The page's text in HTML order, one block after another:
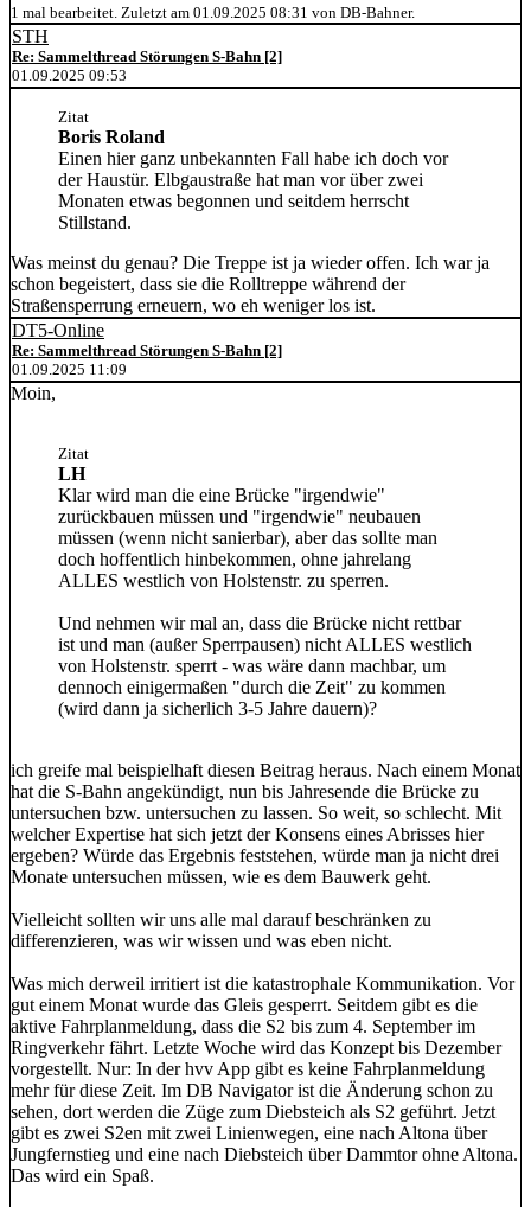
1 mal bearbeitet. Zuletzt am 01.09.2025 08:31 von DB-Bahner.
STH
Re: Sammelthread Störungen S-Bahn [2]
01.09.2025 09:53
Zitat
Boris Roland
Einen hier ganz unbekannten Fall habe ich doch vor
der Haustür. Elbgaustraße hat man vor über zwei
Monaten etwas begonnen und seitdem herrscht
Stillstand.
Was meinst du genau? Die Treppe ist ja wieder offen. Ich war ja
schon begeistert, dass sie die Rolltreppe während der
Straßensperrung erneuern, wo eh weniger los ist.
DT5-Online
Re: Sammelthread Störungen S-Bahn [2]
01.09.2025 11:09
Moin,
Zitat
LH
Klar wird man die eine Brücke "irgendwie"
zurückbauen müssen und "irgendwie" neubauen
müssen (wenn nicht sanierbar), aber das sollte man
doch hoffentlich hinbekommen, ohne jahrelang
ALLES westlich von Holstenstr. zu sperren.
Und nehmen wir mal an, dass die Brücke nicht rettbar
ist und man (außer Sperrpausen) nicht ALLES westlich
von Holstenstr. sperrt - was wäre dann machbar, um
dennoch einigermaßen "durch die Zeit" zu kommen
(wird dann ja sicherlich 3-5 Jahre dauern)?
ich greife mal beispielhaft diesen Beitrag heraus. Nach einem Monat
hat die S-Bahn angekündigt, nun bis Jahresende die Brücke zu
untersuchen bzw. untersuchen zu lassen. So weit, so schlecht. Mit
welcher Expertise hat sich jetzt der Konsens eines Abrisses hier
ergeben? Würde das Ergebnis feststehen, würde man ja nicht drei
Monate untersuchen müssen, wie es dem Bauwerk geht.
Vielleicht sollten wir uns alle mal darauf beschränken zu
differenzieren, was wir wissen und was eben nicht.
Was mich derweil irritiert ist die katastrophale Kommunikation. Vor
gut einem Monat wurde das Gleis gesperrt. Seitdem gibt es die
aktive Fahrplanmeldung, dass die S2 bis zum 4. September im
Ringverkehr fährt. Letzte Woche wird das Konzept bis Dezember
vorgestellt. Nur: In der hvv App gibt es keine Fahrplanmeldung
mehr für diese Zeit. Im DB Navigator ist die Änderung schon zu
sehen, dort werden die Züge zum Diebsteich als S2 geführt. Jetzt
gibt es zwei S2en mit zwei Linienwegen, eine nach Altona über
Jungfernstieg und eine nach Diebsteich über Dammtor ohne Altona.
Das wird ein Spaß.